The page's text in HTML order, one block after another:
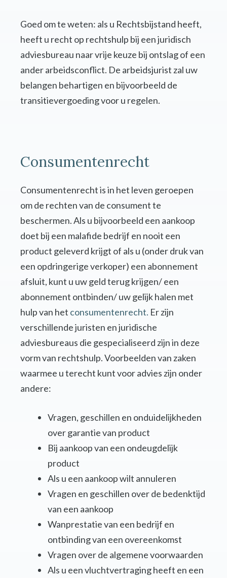
Goed om te weten: als u Rechtsbijstand heeft,
heeft u recht op rechtshulp bij een juridisch
adviesbureau naar vrije keuze bij ontslag of een
ander arbeidsconflict. De arbeidsjurist zal uw
belangen behartigen en bijvoorbeeld de
transitievergoeding voor u regelen.
Consumentenrecht
Consumentenrecht is in het leven geroepen
om de rechten van de consument te
beschermen. Als u bijvoorbeeld een aankoop
doet bij een malafide bedrijf en nooit een
product geleverd krijgt of als u (onder druk van
een opdringerige verkoper) een abonnement
afsluit, kunt u uw geld terug krijgen/ een
abonnement ontbinden/ uw gelijk halen met
hulp van het consumentenrecht. Er zijn
verschillende juristen en juridische
adviesbureaus die gespecialiseerd zijn in deze
vorm van rechtshulp. Voorbeelden van zaken
waarmee u terecht kunt voor advies zijn onder
andere:
Vragen, geschillen en onduidelijkheden
over garantie van product
Bij aankoop van een ondeugdelijk
product
Als u een aankoop wilt annuleren
Vragen en geschillen over de bedenktijd
van een aankoop
Wanprestatie van een bedrijf en
ontbinding van een overeenkomst
Vragen over de algemene voorwaarden
Als u een vluchtvertraging heeft en een